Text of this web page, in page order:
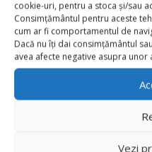
cookie-uri, pentru a stoca și/sau
Consimțământul pentru aceste
cum ar fi comportamentul de
Dacă nu îți dai consimțământul
avea afecte negative asupra
Vezi
Adresa ta de email nu va fi
sunt marcate cu*
Evaluarea ta*